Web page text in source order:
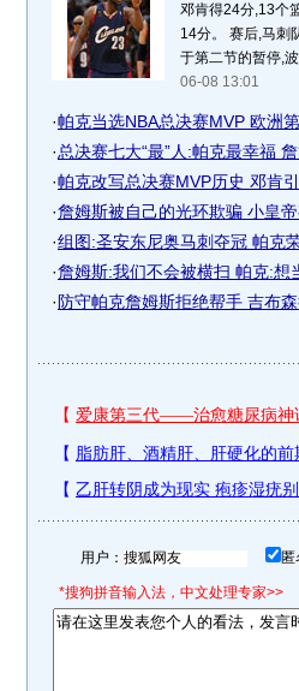
邓肯得24分,13个
14分。 赛后,马刺
于第二节的暂停,
06-08 13:01
·帕克当选NBA总决赛MVP 欧洲
·总决赛七大“最”人:帕克最幸福
·帕克改写总决赛MVP历史 邓肯
·詹姆斯被自己的光环欺骗 小皇
·组图:圣安东尼奥马刺夺冠 帕克
·詹姆斯:我们不会被横扫 帕克:想
·防守帕克詹姆斯拒绝帮手 吉布
用户：
*搜狗拼音输入法，中文处理专家>>